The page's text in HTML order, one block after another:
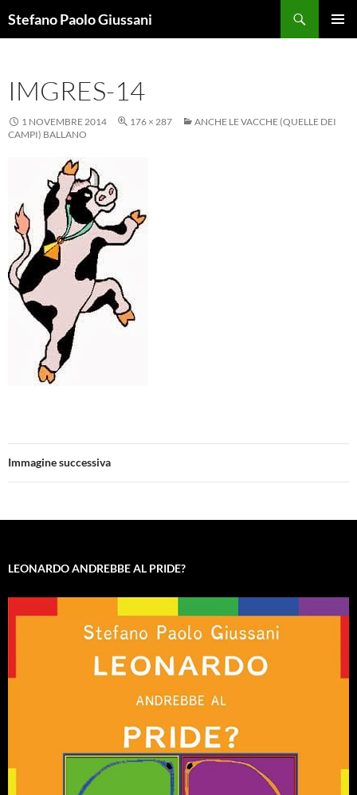
alStefano Paolo Giussani
IMGRES-14
1 NOVEMBRE 2014 176 × 287
ANCHE LE VACCHE (QUELLE DEI
CAMPI) BALLANO
Immagine successiva
LEONARDO ANDREBBE AL PRIDE?